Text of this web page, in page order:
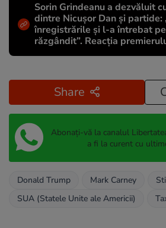
Sorin Grindeanu a dezvăluit
dintre Nicușor Dan și partide:
înregistrările și l-a întrebat
răzgândit”. Reacția
Share
Abonați-vă la canalul
a fi la curent cu
Donald Trump Mark Carney
SUA (Statele Unite ale Americii)